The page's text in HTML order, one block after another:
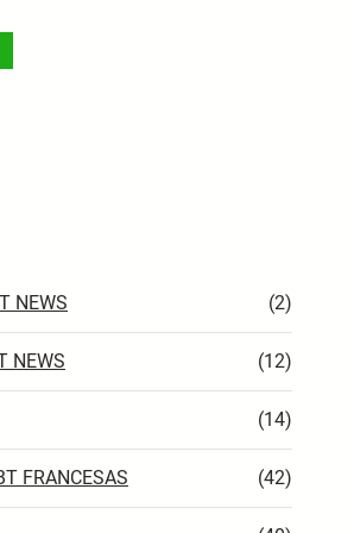
NEWS (2)
NEWS (12)
(14)
FRANCESAS (42)